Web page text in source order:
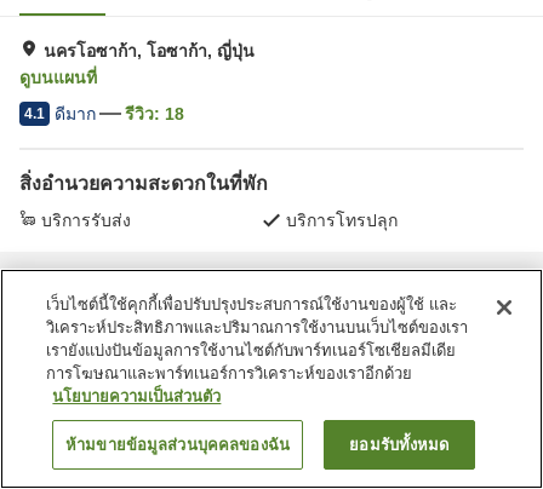
นครโอซาก้า, โอซาก้า, ญี่ปุ่น
ดูบนแผนที่
4.1 ดีมาก รีวิว: 18
สิ่งอำนวยความสะดวกในที่พัก
บริการรับส่ง บริการโทรปลุก
ค้นหาห้องพัก
เว็บไซต์นี้ใช้คุกกี้เพื่อปรับปรุงประสบการณ์ใช้งานของผู้ใช้ และ
วิเคราะห์ประสิทธิภาพและปริมาณการใช้งานบนเว็บไซต์ของเรา
เรายังแบ่งปันข้อมูลการใช้งานไซต์กับพาร์ทเนอร์โซเชียลมีเดีย
การโฆษณาและพาร์ทเนอร์การวิเคราะห์ของเราอีกด้วย
นโยบายความเป็นส่วนตัว
ห้ามขายข้อมูลส่วนบุคคลของฉัน ยอมรับทั้งหมด